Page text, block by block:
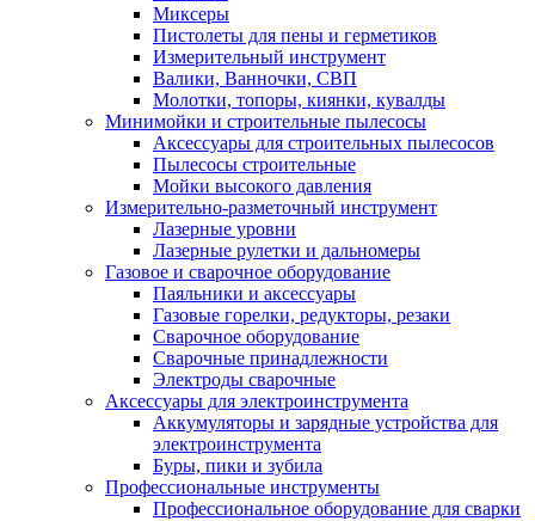
Миксеры
Пистолеты для пены и герметиков
Измерительный инструмент
Валики, Ванночки, СВП
Молотки, топоры, киянки, кувалды
Минимойки и строительные пылесосы
Аксессуары для строительных пылесосов
Пылесосы строительные
Мойки высокого давления
Измерительно-разметочный инструмент
Лазерные уровни
Лазерные рулетки и дальномеры
Газовое и сварочное оборудование
Паяльники и аксессуары
Газовые горелки, редукторы, резаки
Сварочное оборудование
Сварочные принадлежности
Электроды сварочные
Аксессуары для электроинструмента
Аккумуляторы и зарядные устройства для
электроинструмента
Буры, пики и зубила
Профессиональные инструменты
Профессиональное оборудование для сварки